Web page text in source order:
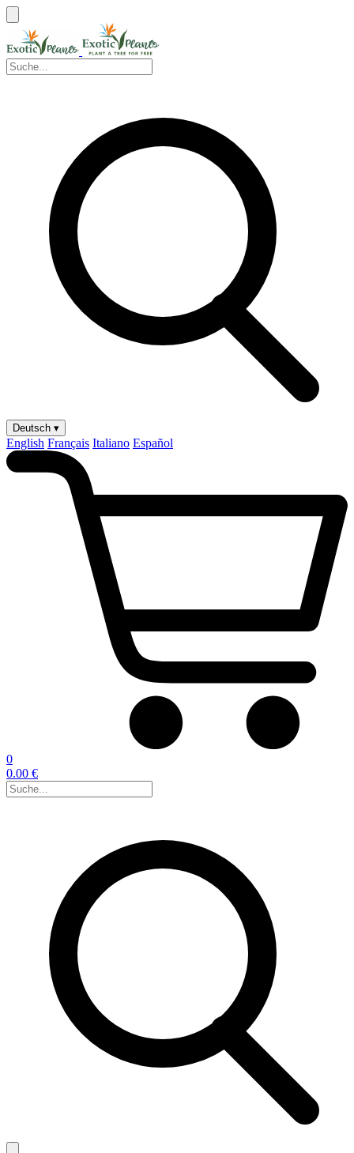
Deutsch ▾
English Français Italiano Español
0
0.00 €